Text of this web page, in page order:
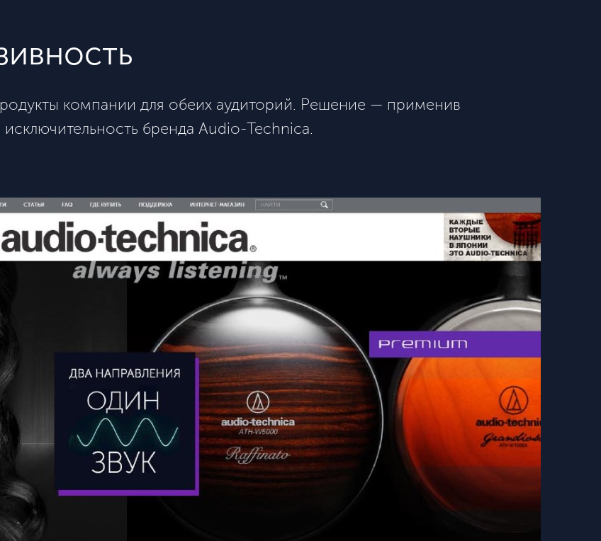
компании для обеих аудиторий. Решение — применив
бренда Audio-Technica.